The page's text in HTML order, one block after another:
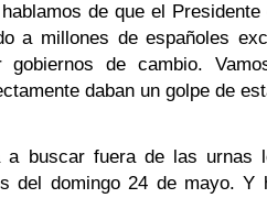
de que el
a millones de españoles
gobiernos de cambio.
daban un golpe de
a buscar fuera de las urnas
del domingo 24 de mayo. Y